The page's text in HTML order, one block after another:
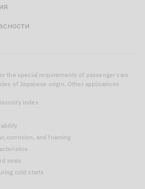
the special requirements of passenger cars
of Japanese origin. Other applications
index
corrosion, and foaming
seals
cold starts